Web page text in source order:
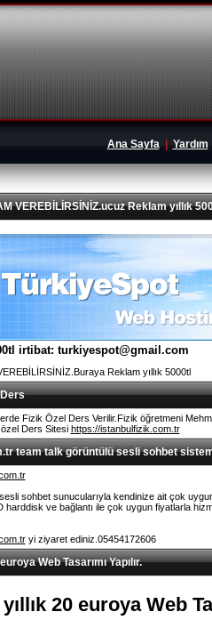
Ana Sayfa| Yardım
VEREBİLİRSİNİZ.ucuz Reklam yıllık
irtibat: turkiyespot@gmail.com
Reklam yıllık 5000tl
Fizik Özel Ders Verilir.Fizik öğretmeni
özel Ders Sitesi https://istanbulfizik.com.tr
team talk görüntülü sesli sohbet
sohbet sunucularıyla kendinize ait çok
harddisk ve bağlantı ile çok uygun fiyatlarla
yi ziyaret ediniz.05454172606
Web Tasarımı Yapılır.
20 euroya Web